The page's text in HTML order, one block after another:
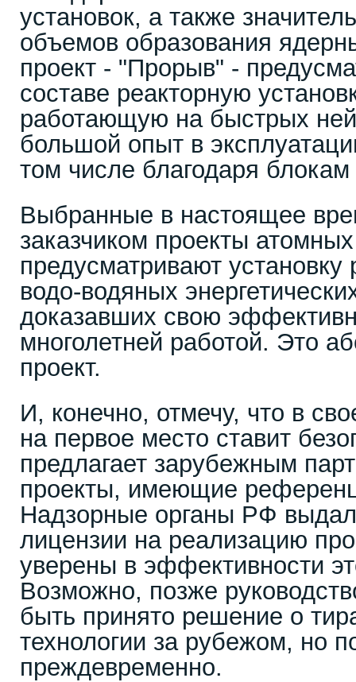
установок, а также
объемов образования
проект - "Прорыв" -
составе реакторную
работающую на быстрых
большой опыт в
том числе благодаря
Выбранные в настоящее
заказчиком проекты
предусматривают
водо-водяных
доказавших свою
многолетней работой. Это
проект.
И, конечно, отмечу, что в
на первое место ставит
предлагает зарубежным
проекты, имеющие
Надзорные органы РФ
лицензии на реализацию
уверены в эффективности
Возможно, позже
быть принято решение о
технологии за рубежом, но
преждевременно.